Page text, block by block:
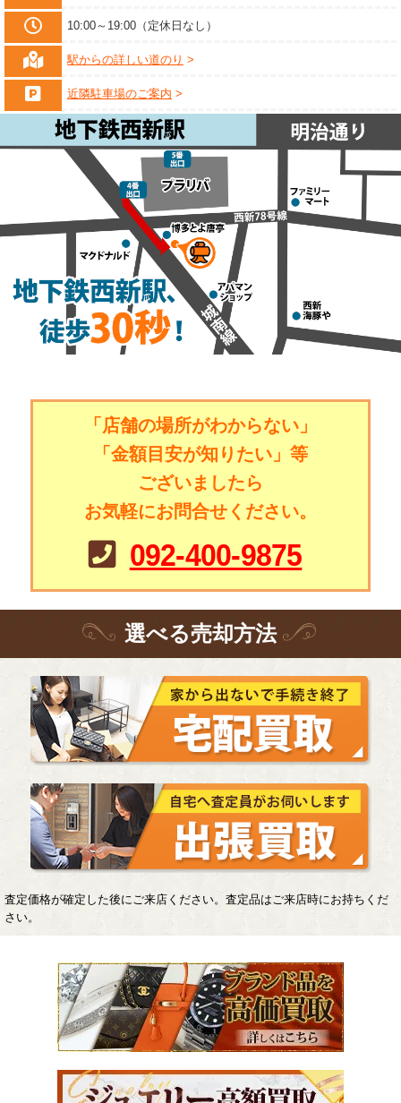
10:00～19:00（定休日なし）
駅からの詳しい道のり
近隣駐車場のご案内
「店舗の場所がわからない」
「金額目安が知りたい」等
ございましたら
お気軽にお問合せください。
092-400-9875
選べる売却方法
査定価格が確定した後にご来店ください。査定品はご来店時にお持ちくだ
さい。